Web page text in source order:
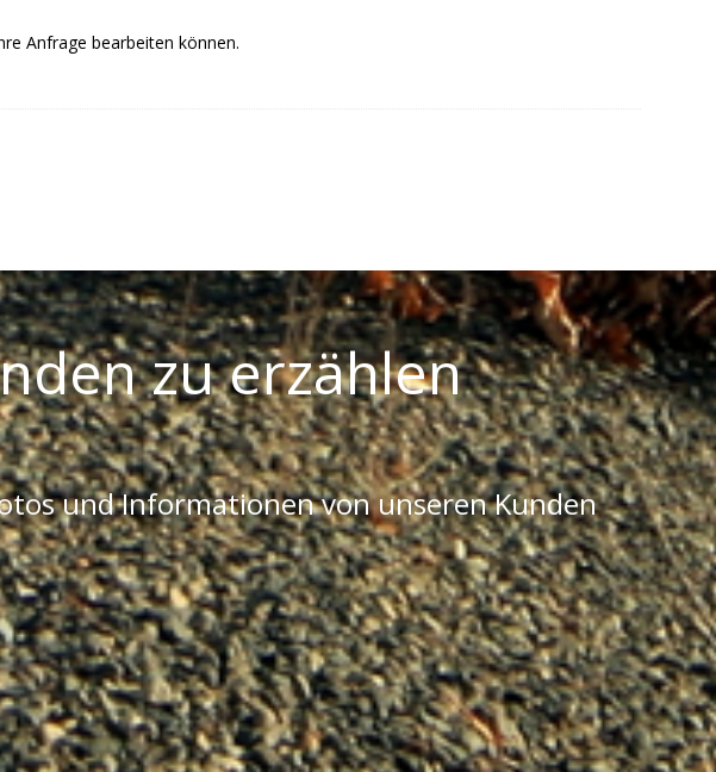
Anfrage bearbeiten können.
zu erzählen
und Informationen von unseren Kunden